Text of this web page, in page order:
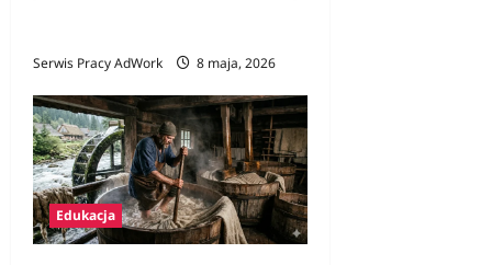
Serwis Pracy AdWork 8 maja, 2026
Edukacja